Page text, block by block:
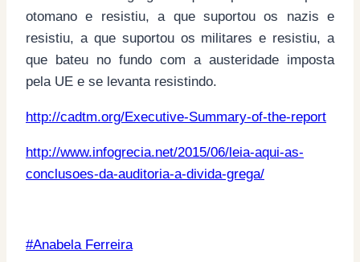
otomano e resistiu, a que suportou os nazis e
resistiu, a que suportou os militares e resistiu, a
que bateu no fundo com a austeridade imposta
pela UE e se levanta resistindo.
http://cadtm.org/Executive-Summary-of-the-report
http://www.infogrecia.net/2015/06/leia-aqui-as-
conclusoes-da-auditoria-a-divida-grega/
Post
#Anabela Ferreira